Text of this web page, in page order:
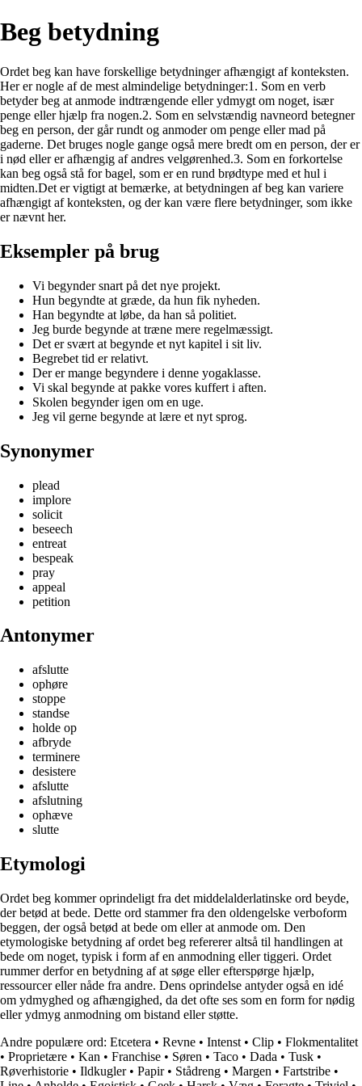
Beg betydning
Ordet beg kan have forskellige betydninger afhængigt af konteksten.
Her er nogle af de mest almindelige betydninger:1. Som en verb
betyder beg at anmode indtrængende eller ydmygt om noget, især
penge eller hjælp fra nogen.2. Som en selvstændig navneord betegner
beg en person, der går rundt og anmoder om penge eller mad på
gaderne. Det bruges nogle gange også mere bredt om en person, der er
i nød eller er afhængig af andres velgørenhed.3. Som en forkortelse
kan beg også stå for bagel, som er en rund brødtype med et hul i
midten.Det er vigtigt at bemærke, at betydningen af beg kan variere
afhængigt af konteksten, og der kan være flere betydninger, som ikke
er nævnt her.
Eksempler på brug
Vi begynder snart på det nye projekt.
Hun begyndte at græde, da hun fik nyheden.
Han begyndte at løbe, da han så politiet.
Jeg burde begynde at træne mere regelmæssigt.
Det er svært at begynde et nyt kapitel i sit liv.
Begrebet tid er relativt.
Der er mange begyndere i denne yogaklasse.
Vi skal begynde at pakke vores kuffert i aften.
Skolen begynder igen om en uge.
Jeg vil gerne begynde at lære et nyt sprog.
Synonymer
plead
implore
solicit
beseech
entreat
bespeak
pray
appeal
petition
Antonymer
afslutte
ophøre
stoppe
standse
holde op
afbryde
terminere
desistere
afslutte
afslutning
ophæve
slutte
Etymologi
Ordet beg kommer oprindeligt fra det middelalderlatinske ord beyde,
der betød at bede. Dette ord stammer fra den oldengelske verboform
beggen, der også betød at bede om eller at anmode om. Den
etymologiske betydning af ordet beg refererer altså til handlingen at
bede om noget, typisk i form af en anmodning eller tiggeri. Ordet
rummer derfor en betydning af at søge eller efterspørge hjælp,
ressourcer eller nåde fra andre. Dens oprindelse antyder også en idé
om ydmyghed og afhængighed, da det ofte ses som en form for nødig
eller ydmyg anmodning om bistand eller støtte.
Andre populære ord: Etcetera • Revne • Intenst • Clip • Flokmentalitet
• Proprietære • Kan • Franchise • Søren • Taco • Dada • Tusk •
Røverhistorie • Ildkugler• Papir• Stådreng • Margen • Fartstribe •